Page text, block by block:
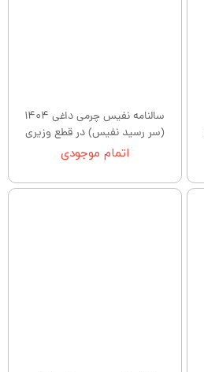
سالنامه نفیس چرمی داغی 1404
(سر رسید نفیس) در قطع وزیری
اتمام موجودی